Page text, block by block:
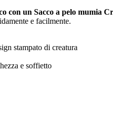
con un Sacco a pelo mumia
e facilmente.
stampato di creatura
e soffietto